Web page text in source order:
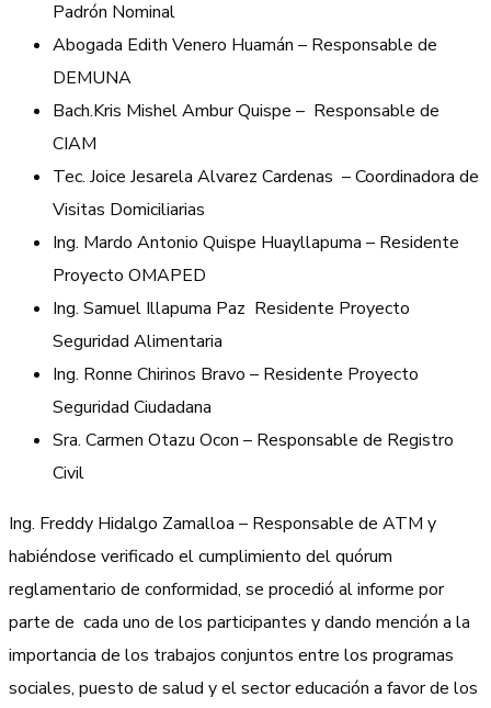
Padrón Nominal
Abogada Edith Venero Huamán – Responsable de
DEMUNA
Bach.Kris Mishel Ambur Quispe – Responsable de
CIAM
Tec. Joice Jesarela Alvarez Cardenas – Coordinadora de
Visitas Domiciliarias
Ing. Mardo Antonio Quispe Huayllapuma – Residente
Proyecto OMAPED
Ing. Samuel Illapuma Paz Residente Proyecto
Seguridad Alimentaria
Ing. Ronne Chirinos Bravo – Residente Proyecto
Seguridad Ciudadana
Sra. Carmen Otazu Ocon – Responsable de Registro
Civil
Ing. Freddy Hidalgo Zamalloa – Responsable de ATM y
habiéndose verificado el cumplimiento del quórum
reglamentario de conformidad, se procedió al informe por
parte de cada uno de los participantes y dando mención a la
importancia de los trabajos conjuntos entre los programas
sociales, puesto de salud y el sector educación a favor de los